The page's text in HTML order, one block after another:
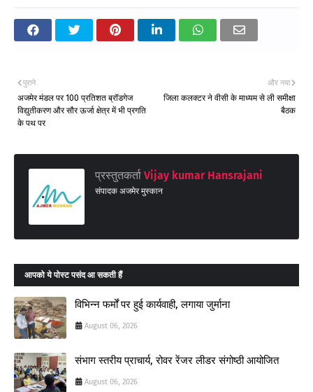
और नया
जिला कलक्टर ने वीसी के माध्यम से ली समीक्षा
बैठक
पुराने
अजमेर मंडल पर 100 प्रतिशत ब्रॉडगेज
विद्युतीकरण और सौर ऊर्जा क्षेत्र में भी प्रगति
के पथ पर
प्रस्तुतकर्ता Vijay kumar Hansrajani
संपादक अजमेर मुस्कान
आपको ये पोस्ट पसंद आ सकती हैं
विभिन्न फर्मों पर हुई कार्यवाही, लगाया जुर्माना
August 06, 2026
संभाग स्तरीय प्राचार्य, रोवर रेंजर लीडर संगोष्ठी आयोजित
August 06, 2026